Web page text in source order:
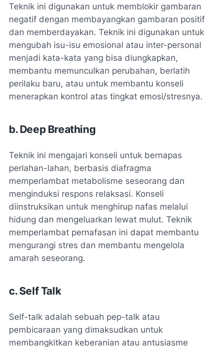
Teknik ini digunakan untuk memblokir gambaran
negatif dengan membayangkan gambaran positif
dan memberdayakan. Teknik ini digunakan untuk
mengubah isu-isu emosional atau inter-personal
menjadi kata-kata yang bisa diungkapkan,
membantu memunculkan perubahan, berlatih
perilaku baru, atau untuk membantu konseli
menerapkan kontrol atas tingkat emosi/stresnya.
b. Deep Breathing
Teknik ini mengajari konseli untuk bernapas
perlahan-lahan, berbasis diafragma
memperlambat metabolisme seseorang dan
menginduksi respons relaksasi. Konseli
diinstruksikan untuk menghirup nafas melalui
hidung dan mengeluarkan lewat mulut. Teknik
memperlambat pernafasan ini dapat membantu
mengurangi stres dan membantu mengelola
amarah seseorang.
c. Self Talk
Self-talk adalah sebuah pep-talk atau
pembicaraan yang dimaksudkan untuk
membangkitkan keberanian atau antusiasme